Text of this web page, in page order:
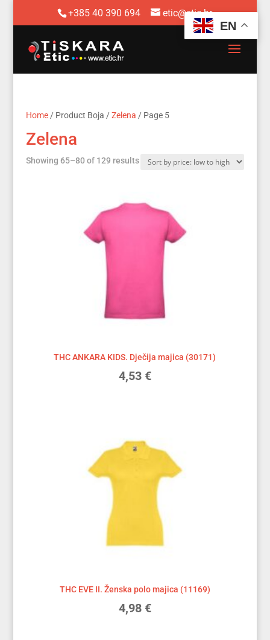
+385 40 390 694 etic@etic.hr
Home/ Product Boja /Zelena / Page 5
Zelena
Showing 65–80 of 129 resultsSorted
low
THC ANKARA KIDS. Dječija majica (30171)
4,53 €
THC EVE II. Ženska polo majica (11169)
4,98 €
EN